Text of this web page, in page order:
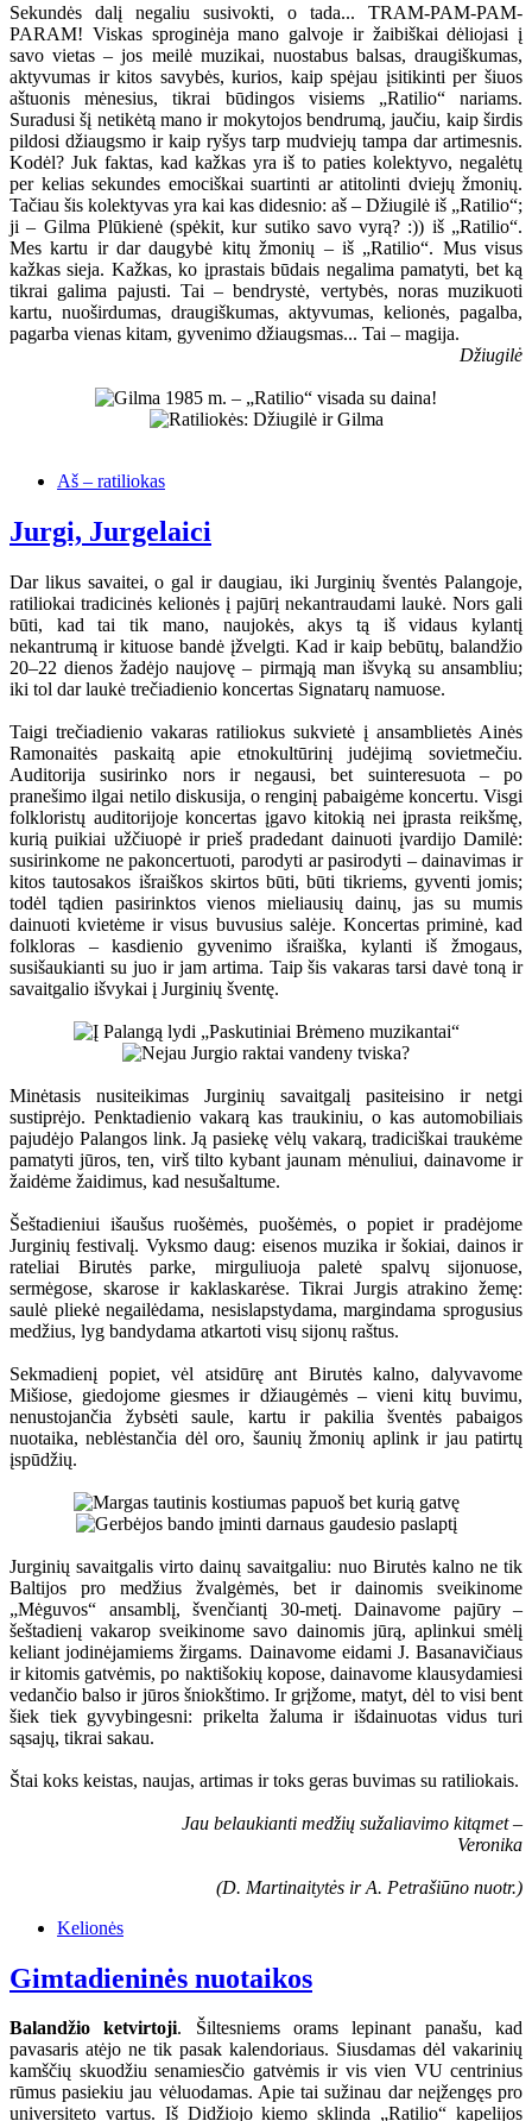
Sekundės dalį negaliu susivokti, o tada... TRAM-PAM-PAM-
PARAM! Viskas sproginėja mano galvoje ir žaibiškai dėliojasi į
savo vietas – jos meilė muzikai, nuostabus balsas, draugiškumas,
aktyvumas ir kitos savybės, kurios, kaip spėjau įsitikinti per šiuos
aštuonis mėnesius, tikrai būdingos visiems „Ratilio“ nariams.
Suradusi šį netikėtą mano ir mokytojos bendrumą, jaučiu, kaip širdis
pildosi džiaugsmo ir kaip ryšys tarp mudviejų tampa dar artimesnis.
Kodėl? Juk faktas, kad kažkas yra iš to paties kolektyvo, negalėtų
per kelias sekundes emociškai suartinti ar atitolinti dviejų žmonių.
Tačiau šis kolektyvas yra kai kas didesnio: aš – Džiugilė iš „Ratilio“;
ji – Gilma Plūkienė (spėkit, kur sutiko savo vyrą? :)) iš „Ratilio“.
Mes kartu ir dar daugybė kitų žmonių – iš „Ratilio“. Mus visus
kažkas sieja. Kažkas, ko įprastais būdais negalima pamatyti, bet ką
tikrai galima pajusti. Tai – bendrystė, vertybės, noras muzikuoti
kartu, nuoširdumas, draugiškumas, aktyvumas, kelionės, pagalba,
pagarba vienas kitam, gyvenimo džiaugsmas... Tai – magija.
Džiugilė
Aš – ratiliokas
Jurgi, Jurgelaici
Dar likus savaitei, o gal ir daugiau, iki Jurginių šventės Palangoje,
ratiliokai tradicinės kelionės į pajūrį nekantraudami laukė. Nors gali
būti, kad tai tik mano, naujokės, akys tą iš vidaus kylantį
nekantrumą ir kituose bandė įžvelgti. Kad ir kaip bebūtų, balandžio
20–22 dienos žadėjo naujovę – pirmąją man išvyką su ansambliu;
iki tol dar laukė trečiadienio koncertas Signatarų namuose.
Taigi trečiadienio vakaras ratiliokus sukvietė į ansamblietės Ainės
Ramonaitės paskaitą apie etnokultūrinį judėjimą sovietmečiu.
Auditorija susirinko nors ir negausi, bet suinteresuota – po
pranešimo ilgai netilo diskusija, o renginį pabaigėme koncertu. Visgi
folkloristų auditorijoje koncertas įgavo kitokią nei įprasta reikšmę,
kurią puikiai užčiuopė ir prieš pradedant dainuoti įvardijo Damilė:
susirinkome ne pakoncertuoti, parodyti ar pasirodyti – dainavimas ir
kitos tautosakos išraiškos skirtos būti, būti tikriems, gyventi jomis;
todėl tądien pasirinktos vienos mieliausių dainų, jas su mumis
dainuoti kvietėme ir visus buvusius salėje. Koncertas priminė, kad
folkloras – kasdienio gyvenimo išraiška, kylanti iš žmogaus,
susišaukianti su juo ir jam artima. Taip šis vakaras tarsi davė toną ir
savaitgalio išvykai į Jurginių šventę.
Minėtasis nusiteikimas Jurginių savaitgalį pasiteisino ir netgi
sustiprėjo. Penktadienio vakarą kas traukiniu, o kas automobiliais
pajudėjo Palangos link. Ją pasiekę vėlų vakarą, tradiciškai traukėme
pamatyti jūros, ten, virš tilto kybant jaunam mėnuliui, dainavome ir
žaidėme žaidimus, kad nesušaltume.
Šeštadieniui išaušus ruošėmės, puošėmės, o popiet ir pradėjome
Jurginių festivalį. Vyksmo daug: eisenos muzika ir šokiai, dainos ir
rateliai Birutės parke, mirguliuoja paletė spalvų sijonuose,
sermėgose, skarose ir kaklaskarėse. Tikrai Jurgis atrakino žemę:
saulė pliekė negailėdama, nesislapstydama, margindama sprogusius
medžius, lyg bandydama atkartoti visų sijonų raštus.
Sekmadienį popiet, vėl atsidūrę ant Birutės kalno, dalyvavome
Mišiose, giedojome giesmes ir džiaugėmės – vieni kitų buvimu,
nenustojančia žybsėti saule, kartu ir pakilia šventės pabaigos
nuotaika, neblėstančia dėl oro, šaunių žmonių aplink ir jau patirtų
įspūdžių.
Jurginių savaitgalis virto dainų savaitgaliu: nuo Birutės kalno ne tik
Baltijos pro medžius žvalgėmės, bet ir dainomis sveikinome
„Mėguvos“ ansamblį, švenčiantį 30-metį. Dainavome pajūry –
šeštadienį vakarop sveikinome savo dainomis jūrą, aplinkui smėlį
keliant jodinėjamiems žirgams. Dainavome eidami J. Basanavičiaus
ir kitomis gatvėmis, po naktišokių kopose, dainavome klausydamiesi
vedančio balso ir jūros šniokštimo. Ir grįžome, matyt, dėl to visi bent
šiek tiek gyvybingesni: prikelta žaluma ir išdainuotas vidus turi
sąsajų, tikrai sakau.
Štai koks keistas, naujas, artimas ir toks geras buvimas su ratiliokais.
Jau belaukianti medžių sužaliavimo kitąmet –
Veronika
(D. Martinaitytės ir A. Petrašiūno nuotr.)
Kelionės
Gimtadieninės nuotaikos
Balandžio ketvirtoji. Šiltesniems orams lepinant panašu, kad
pavasaris atėjo ne tik pasak kalendoriaus. Siusdamas dėl vakarinių
kamščių skuodžiu senamiesčio gatvėmis ir vis vien VU centrinius
rūmus pasiekiu jau vėluodamas. Apie tai sužinau dar neįžengęs pro
universiteto vartus. Iš Didžiojo kiemo sklinda „Ratilio“ kapelijos